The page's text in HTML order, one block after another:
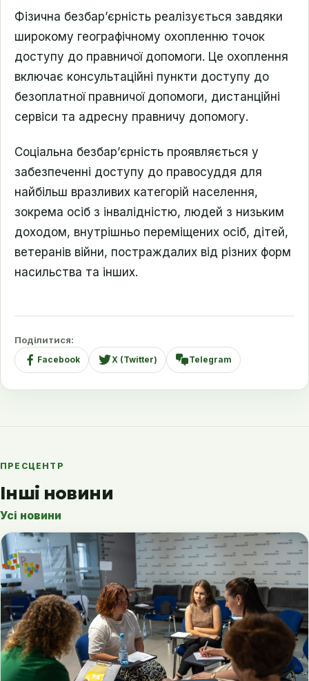
Фізична безбар’єрність реалізується завдяки
широкому географічному охопленню точок
доступу до правничої допомоги. Це охоплення
включає консультаційні пункти доступу до
безоплатної правничої допомоги, дистанційні
сервіси та адресну правничу допомогу.
Соціальна безбар’єрність проявляється у
забезпеченні доступу до правосуддя для
найбільш вразливих категорій населення,
зокрема осіб з інвалідністю, людей з низьким
доходом, внутрішньо переміщених осіб, дітей,
ветеранів війни, постраждалих від різних форм
насильства та інших.
Поділитися:
Facebook X (Twitter) Telegram
ПРЕСЦЕНТР
Інші новини
Усі новини